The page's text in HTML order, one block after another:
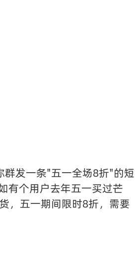
群发一条"五一全场8折"的短
有个用户去年五一买过芒
，五一期间限时8折，需要